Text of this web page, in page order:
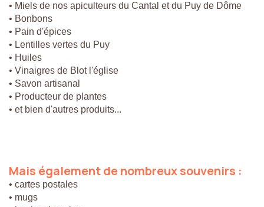
• Miels de nos apiculteurs du Cantal et du Puy de Dôme
• Bonbons
• Pain d'épices
• Lentilles vertes du Puy
• Huiles
• Vinaigres de Blot l'église
• Savon artisanal
• Producteur de plantes
• et bien d'autres produits...
Mais égalementdenombreuxsouvenirs :
• cartes postales
• mugs